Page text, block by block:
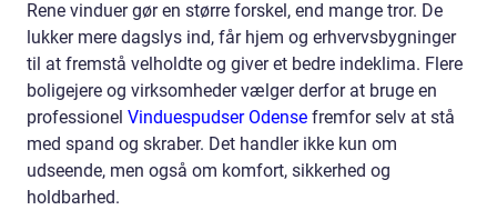
Rene vinduer gør en større forskel, end mange tror. De
lukker mere dagslys ind, får hjem og erhvervsbygninger
til at fremstå velholdte og giver et bedre indeklima. Flere
boligejere og virksomheder vælger derfor at bruge en
professionel Vinduespudser Odense fremfor selv at stå
med spand og skraber. Det handler ikke kun om
udseende, men også om komfort, sikkerhed og
holdbarhed.